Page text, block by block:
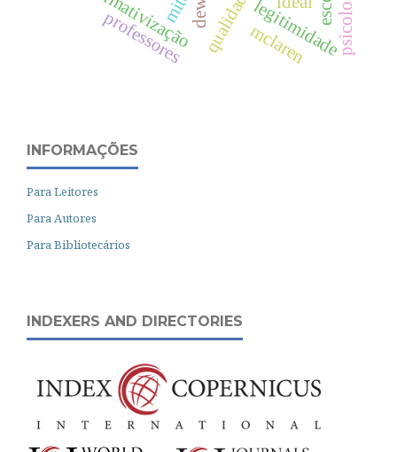
legitimidade
professores mclaren
INFORMAÇÕES
Para Leitores
Para Autores
Para Bibliotecários
INDEXERS AND DIRECTORIES